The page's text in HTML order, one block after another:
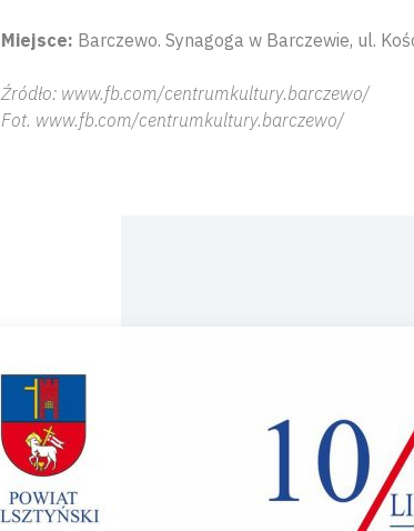
Miejsce: Barczewo. Synagoga w Barczewie, ul.
Źródło: www.fb.com/centrumkultury.barczewo/
Fot. www.fb.com/centrumkultury.barczewo/